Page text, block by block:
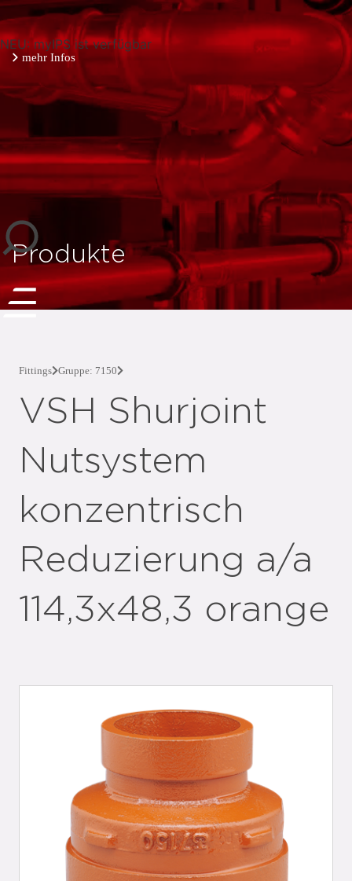
NEU: myIPS ist verfügbar
mehr Infos
schließen
Produkte
Fittings Gruppe: 7150
VSH Shurjoint
Nutsystem
konzentrisch
Reduzierung a/a
114,3x48,3 orange